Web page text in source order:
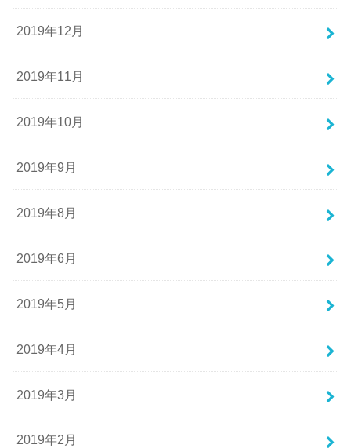
2019年12月
2019年11月
2019年10月
2019年9月
2019年8月
2019年6月
2019年5月
2019年4月
2019年3月
2019年2月